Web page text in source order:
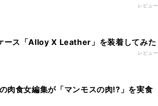
レビュー
ース「Alloy X Leather」を装着してみた
レビュー
肉食女編集が「マンモスの肉!?」を実食